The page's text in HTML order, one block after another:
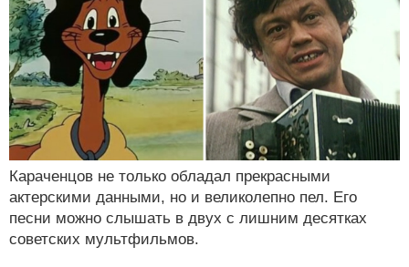
Караченцов не только обладал прекрасными
актерскими данными, но и великолепно пел. Его
песни можно слышать в двух с лишним десятках
советских мультфильмов.